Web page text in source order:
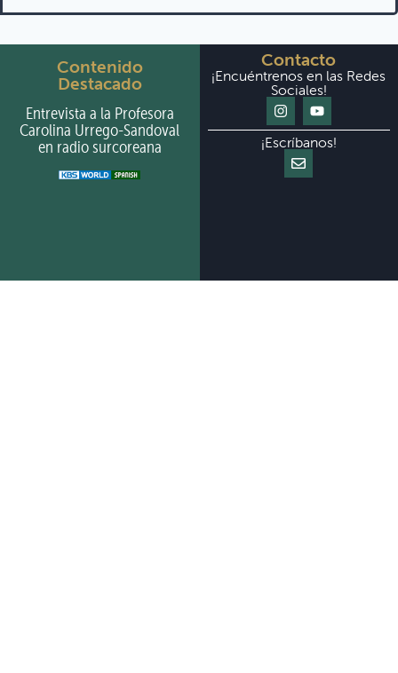
Contenido
Destacado
Entrevista a la Profesora
Carolina Urrego-Sandoval
en radio surcoreana
Contacto
¡Encuéntrenos en las Redes
Sociales!
¡Escríbanos!